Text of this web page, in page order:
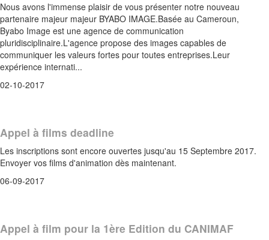
Nous avons l'immense plaisir de vous présenter notre nouveau
partenaire majeur majeur BYABO IMAGE.Basée au Cameroun,
Byabo Image est une agence de communication
pluridisciplinaire.L'agence propose des images capables de
communiquer les valeurs fortes pour toutes entreprises.Leur
expérience internati...
02-10-2017
Appel à films deadline
Les inscriptions sont encore ouvertes jusqu'au 15 Septembre 2017.
Envoyer vos films d'animation dès maintenant.
06-09-2017
Appel à film pour la 1ère Edition du CANIMAF